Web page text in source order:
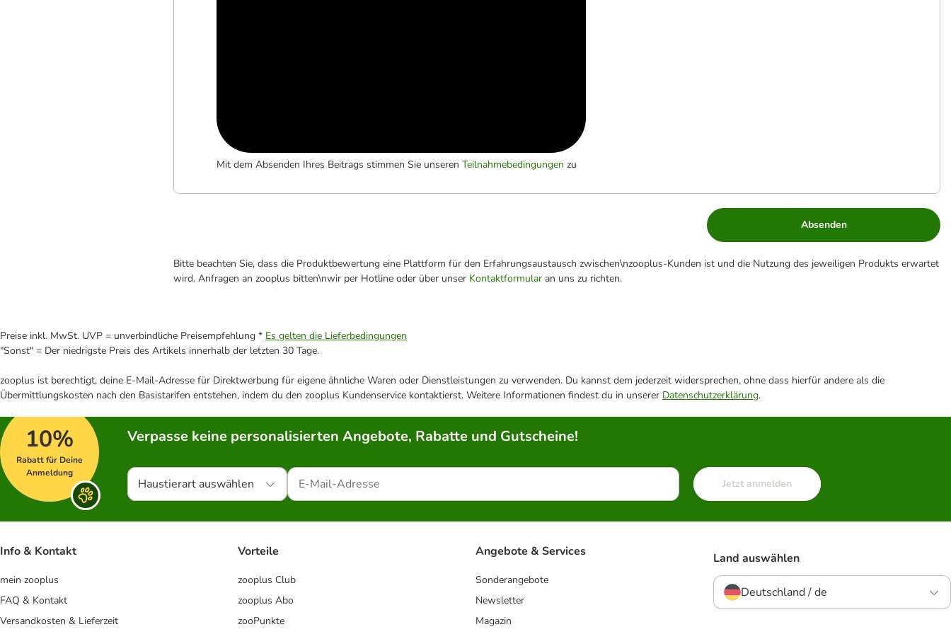
Mit dem Absenden Ihres Beitrags stimmen Sie unseren Teilnahmebedingungen zu
Absenden
Bitte beachten Sie, dass die Produktbewertung eine Plattform für den Erfahrungsaustausch zwischen\nzooplus-Kunden ist und die Nutzung des jeweiligen Produkts erwartet
wird. Anfragen an zooplus bitten\nwir per Hotline oder über unser Kontaktformular an uns zu richten.
Preise inkl. MwSt. UVP = unverbindliche Preisempfehlung * Es gelten die Lieferbedingungen
"Sonst" = Der niedrigste Preis des Artikels innerhalb der letzten 30 Tage.
zooplus ist berechtigt, deine E-Mail-Adresse für Direktwerbung für eigene ähnliche Waren oder Dienstleistungen zu verwenden. Du kannst dem jederzeit widersprechen, ohne dass hierfür andere als die
Übermittlungskosten nach den Basistarifen entstehen, indem du den zooplus Kundenservice kontaktierst. Weitere Informationen findest du in unserer Datenschutzerklärung.
10%
Rabatt für Deine
Anmeldung
Verpasse keine personalisierten Angebote, Rabatte und Gutscheine!
Haustierart auswählen Jetzt anmelden
Info & Kontakt
mein zooplus
FAQ & Kontakt
Versandkosten & Lieferzeit
Vorteile
zooplus Club
zooplus Abo
zooPunkte
Angebote & Services
Sonderangebote
Newsletter
Magazin
Land auswählen
Deutschland / de